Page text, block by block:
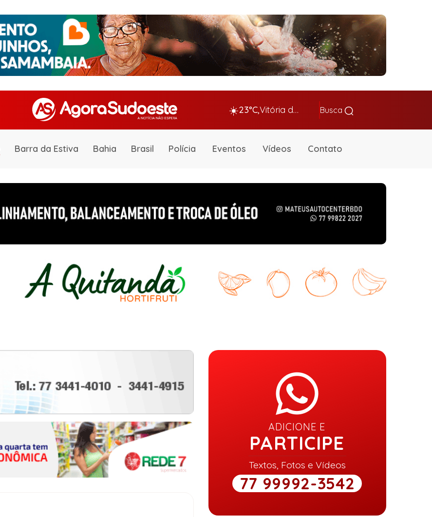
☀️23°C, Vitória da Conq… Busca
Barra da Estiva Bahia Brasil Polícia Eventos Vídeos Contato
ADICIONE E
PARTICIPE
Textos, Fotos e Vídeos
77 99992-3542